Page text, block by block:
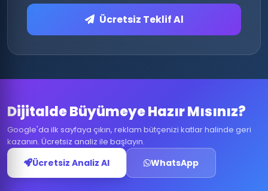
Ücretsiz Teklif Al
Dijitalde Büyümeye Hazır Mısınız?
Google'da ilk sayfaya çıkın, reklam bütçenizi katlar halinde geri
kazanın. Ücretsiz analiz ile başlayın.
Ücretsiz Analiz Al WhatsApp